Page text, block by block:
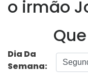
o irmão
Dia Da
Semana: